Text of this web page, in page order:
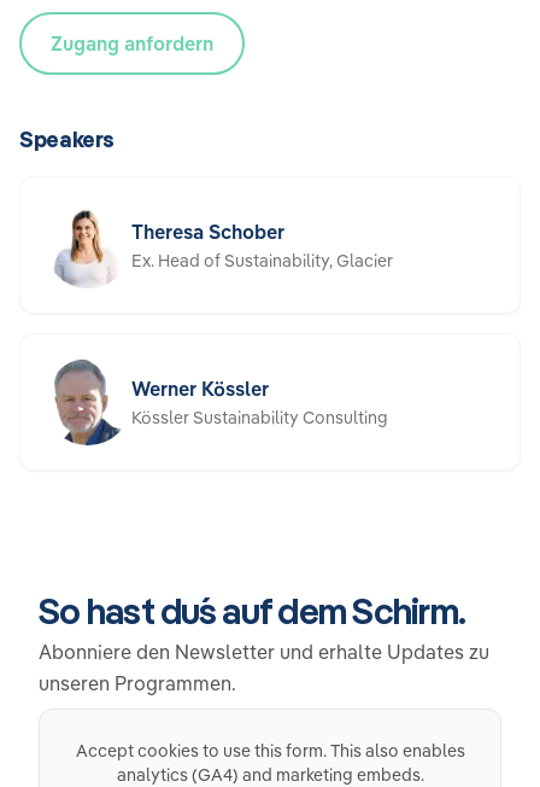
Zugang anfordern
Speakers
Theresa Schober
Ex. Head of Sustainability, Glacier
Werner Kössler
Kössler Sustainability Consulting
So hast du´s auf dem Schirm.
Abonniere den Newsletter und erhalte Updates zu
unseren Programmen.
Accept cookies to use this form. This also enables
analytics (GA4) and marketing embeds.